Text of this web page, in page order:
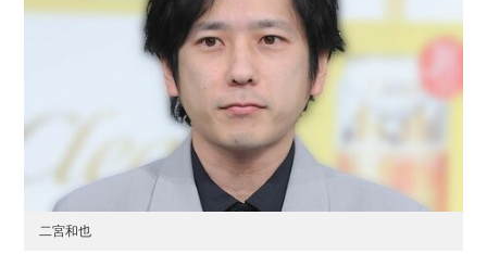
二宮和也